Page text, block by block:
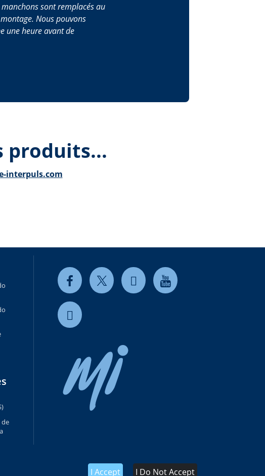
sont remplacés au
Nous pouvons
une heure avant de
produits...
interpuls.com
de
I Accept I Do Not Accept